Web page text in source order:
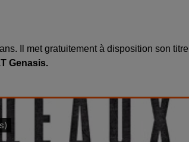
Il met gratuitement à disposition son titre
Genasis.